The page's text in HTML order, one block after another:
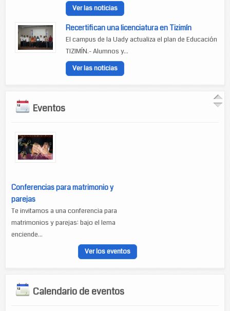
Ver las noticias
Recertifican una licenciatura en Tizimín
El campus de la Uady actualiza el plan de Educación
TIZIMÍN.- Alumnos y...
Ver las noticias
Eventos
Conferencias para matrimonio y
parejas
Te invitamos a una conferencia para
matrimonios y parejas: bajo el lema
enciende...
Ver los eventos
Calendario de eventos